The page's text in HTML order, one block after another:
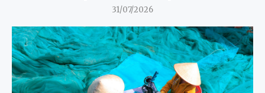
31/07/2026